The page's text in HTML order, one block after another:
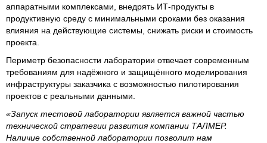
аппаратными комплексами, внедрять ИТ-продукты в
продуктивную среду с минимальными сроками без оказания
влияния на действующие системы, снижать риски и стоимость
проекта.
Периметр безопасности лаборатории отвечает современным
требованиям для надёжного и защищённого моделирования
инфраструктуры заказчика с возможностью пилотирования
проектов с реальными данными.
«Запуск тестовой лаборатории является важной частью
технической стратегии развития компании ТАЛМЕР.
Наличие собственной лаборатории позволит нам